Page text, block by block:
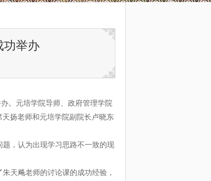
功举办
。元培学院导师、政府管理学院
扬老师和元培学院副院长卢晓东
，认为出现学习思路不一致的现
天飚老师的讨论课的成功经验，